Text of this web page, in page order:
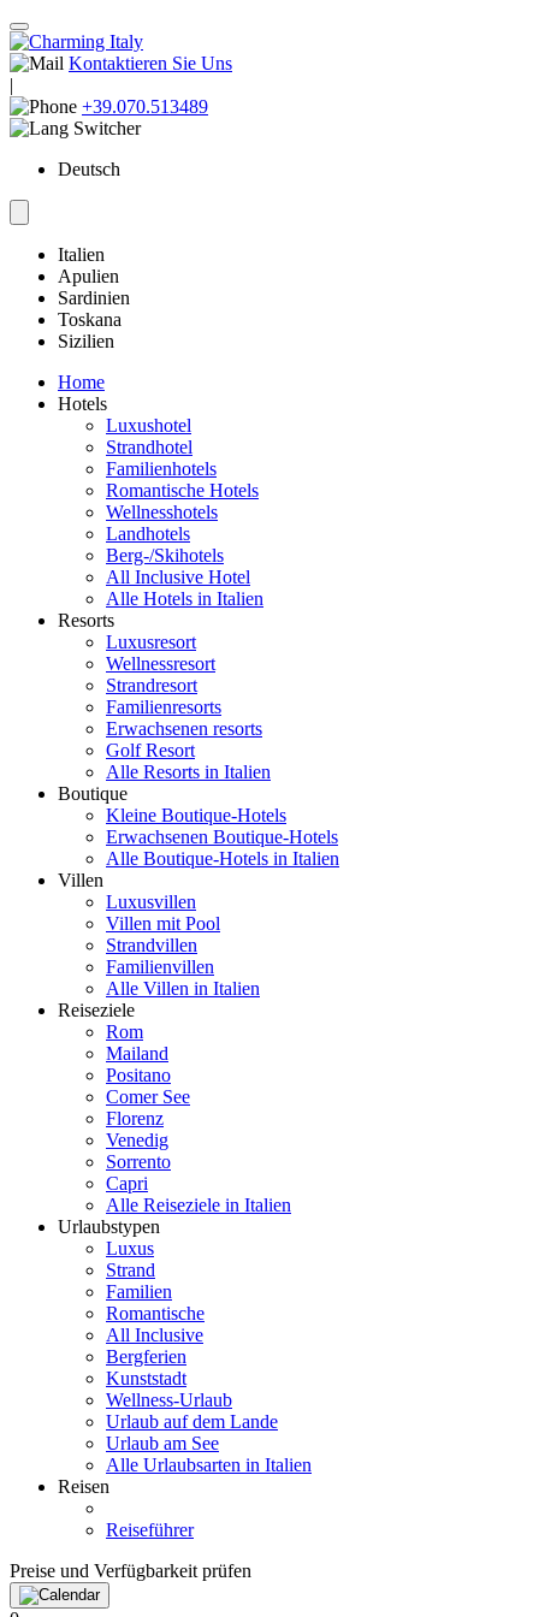
Kontaktieren Sie Uns
|
+39.070.513489
Deutsch
Italien
Apulien
Sardinien
Toskana
Sizilien
Home
Hotels
Luxushotel
Strandhotel
Familienhotels
Romantische Hotels
Wellnesshotels
Landhotels
Berg-/Skihotels
All Inclusive Hotel
Alle Hotels in Italien
Resorts
Luxusresort
Wellnessresort
Strandresort
Familienresorts
Erwachsenen resorts
Golf Resort
Alle Resorts in Italien
Boutique
Kleine Boutique-Hotels
Erwachsenen Boutique-Hotels
Alle Boutique-Hotels in Italien
Villen
Luxusvillen
Villen mit Pool
Strandvillen
Familienvillen
Alle Villen in Italien
Reiseziele
Rom
Mailand
Positano
Comer See
Florenz
Venedig
Sorrento
Capri
Alle Reiseziele in Italien
Urlaubstypen
Luxus
Strand
Familien
Romantische
All Inclusive
Bergferien
Kunststadt
Wellness-Urlaub
Urlaub auf dem Lande
Urlaub am See
Alle Urlaubsarten in Italien
Reisen
Reiseführer
Preise und Verfügbarkeit prüfen